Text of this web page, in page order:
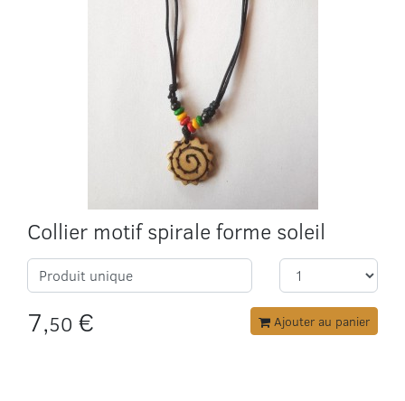
Collier motif spirale forme soleil
Produit unique
7,50 € Ajouter au panier